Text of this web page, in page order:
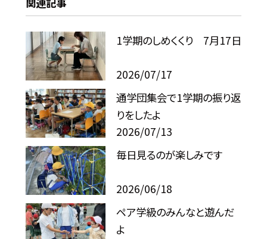
1学期のしめくくり 7月17日
2026/07/17
通学団集会で1学期の振り返
りをしたよ
2026/07/13
毎日見るのが楽しみです
2026/06/18
ペア学級のみんなと遊んだ
よ